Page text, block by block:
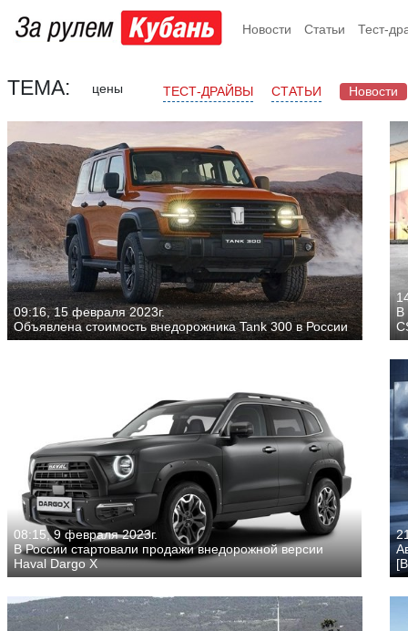
Новости Статьи Тест-
ТЕМА: цены ТЕСТ-ДРАЙВЫ СТАТЬИ Новости
09:16, 15 февраля 2023г.
Объявлена стоимость внедорожника Tank 300 в России
В
08:15, 9 февраля 2023г.
В России стартовали продажи внедорожной версии
Haval Dargo X